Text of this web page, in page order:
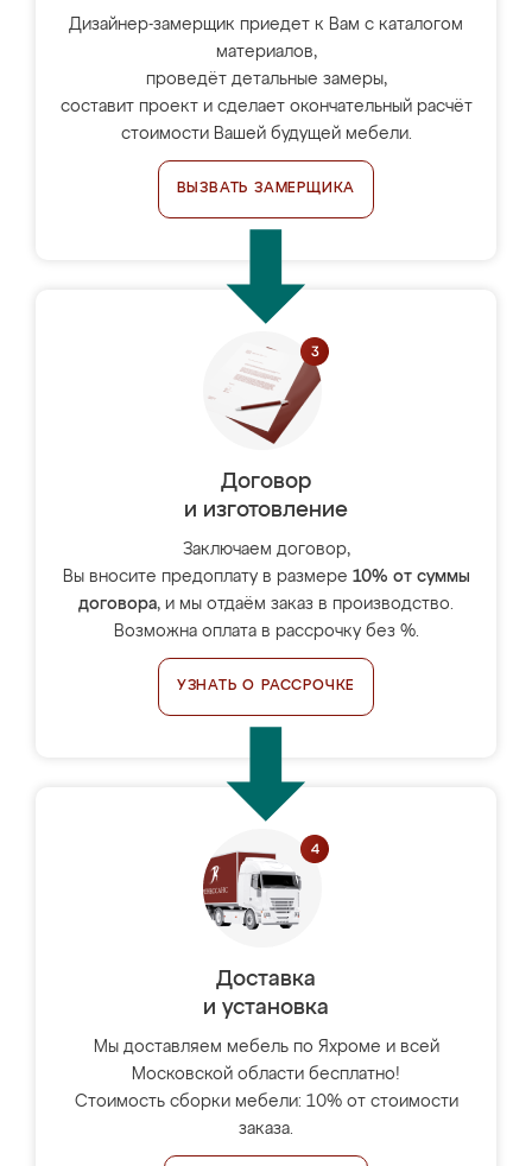
Дизайнер-замерщик приедет к Вам с каталогом
материалов,
проведёт детальные замеры,
составит проект и сделает окончательный расчёт
стоимости Вашей будущей мебели.
ВЫЗВАТЬ ЗАМЕРЩИКА
Договор
и изготовление
Заключаем договор,
Вы вносите предоплату в размере 10% от суммы
договора, и мы отдаём заказ в производство.
Возможна оплата в рассрочку без %.
УЗНАТЬ О РАССРОЧКЕ
Доставка
и установка
Мы доставляем мебель по Яхроме и всей
Московской области бесплатно!
Стоимость сборки мебели: 10% от стоимости
заказа.